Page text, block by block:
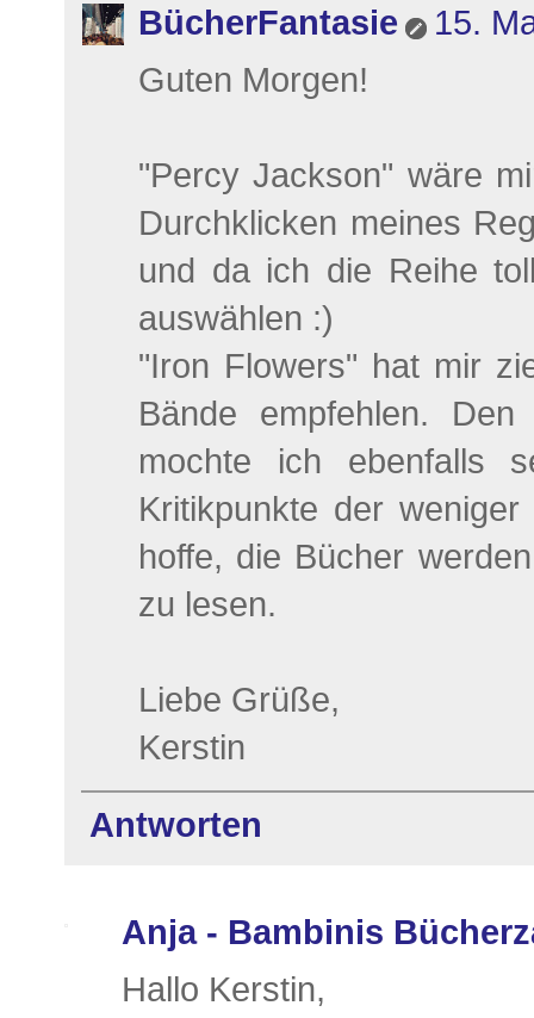
BücherFantasie
15.
Guten Morgen!
"Percy Jackson" wäre
Durchklicken meines
und da ich die Reihe
auswählen :)
"Iron Flowers" hat mir
Bände empfehlen.
mochte ich ebenfalls
Kritikpunkte der
hoffe, die Bücher
zu lesen.
Liebe Grüße,
Kerstin
Antworten
Anja - Bambinis
Hallo Kerstin,